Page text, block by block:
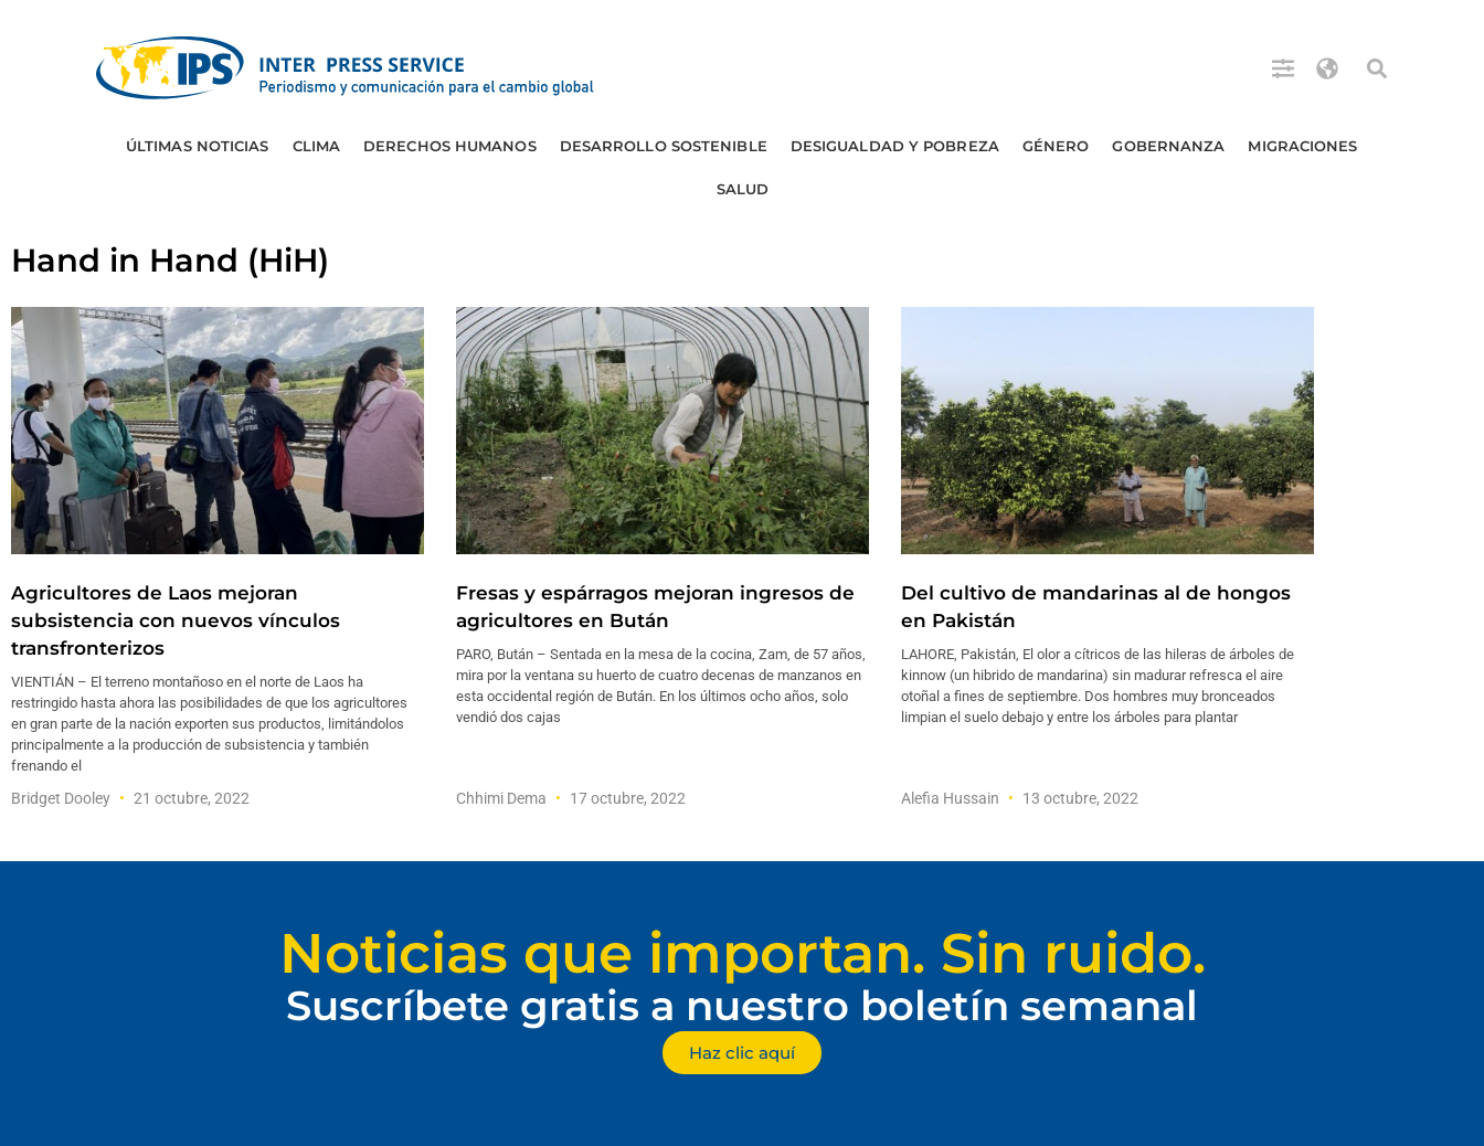
ÚLTIMAS NOTICIAS CLIMA DERECHOS HUMANOS DESARROLLO SOSTENIBLE DESIGUALDAD Y POBREZA GÉNERO GOBERNANZA MIGRACIONES
SALUD
Hand in Hand (HiH)
Agricultores de Laos mejoran
subsistencia con nuevos vínculos
transfronterizos
VIENTIÁN – El terreno montañoso en el norte de Laos ha
restringido hasta ahora las posibilidades de que los agricultores
en gran parte de la nación exporten sus productos, limitándolos
principalmente a la producción de subsistencia y también
frenando el
Bridget Dooley 21 octubre, 2022
Fresas y espárragos mejoran ingresos de
agricultores en Bután
PARO, Bután – Sentada en la mesa de la cocina, Zam, de 57 años,
mira por la ventana su huerto de cuatro decenas de manzanos en
esta occidental región de Bután. En los últimos ocho años, solo
vendió dos cajas
Chhimi Dema 17 octubre, 2022
Del cultivo de mandarinas al de hongos
en Pakistán
LAHORE, Pakistán, El olor a cítricos de las hileras de árboles de
kinnow (un hibrido de mandarina) sin madurar refresca el aire
otoñal a fines de septiembre. Dos hombres muy bronceados
limpian el suelo debajo y entre los árboles para plantar
Alefia Hussain 13 octubre, 2022
Noticias que importan. Sin ruido.
Suscríbete gratis a nuestro boletín semanal
Haz clic aquí